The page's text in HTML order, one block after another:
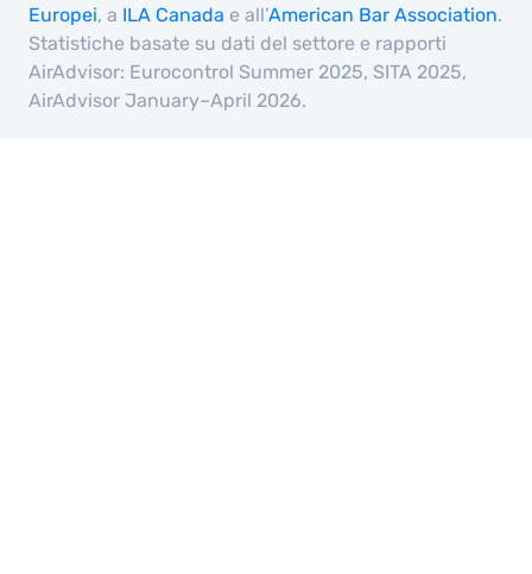
Europei, a ILA Canada e all’American Bar Association.
Statistiche basate su dati del settore e rapporti
AirAdvisor: Eurocontrol Summer 2025, SITA 2025,
AirAdvisor January–April 2026.